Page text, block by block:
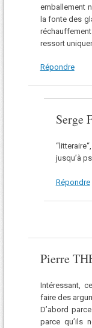
emballement
la fonte des
ressort
Répondre
Serge
jusqu’à
Répondre
Pierre
Intéressant,
faire des
D’abord
parce qu’ils